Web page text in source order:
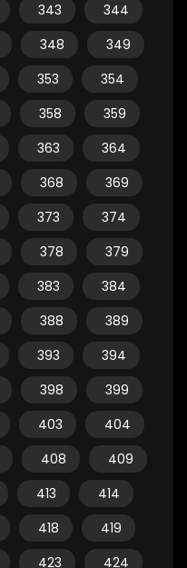
343
344
348
349
353
354
358
359
363
364
368
369
373
374
378
379
383
384
388
389
393
394
398
399
403
404
408
409
413
414
418
419
423 424